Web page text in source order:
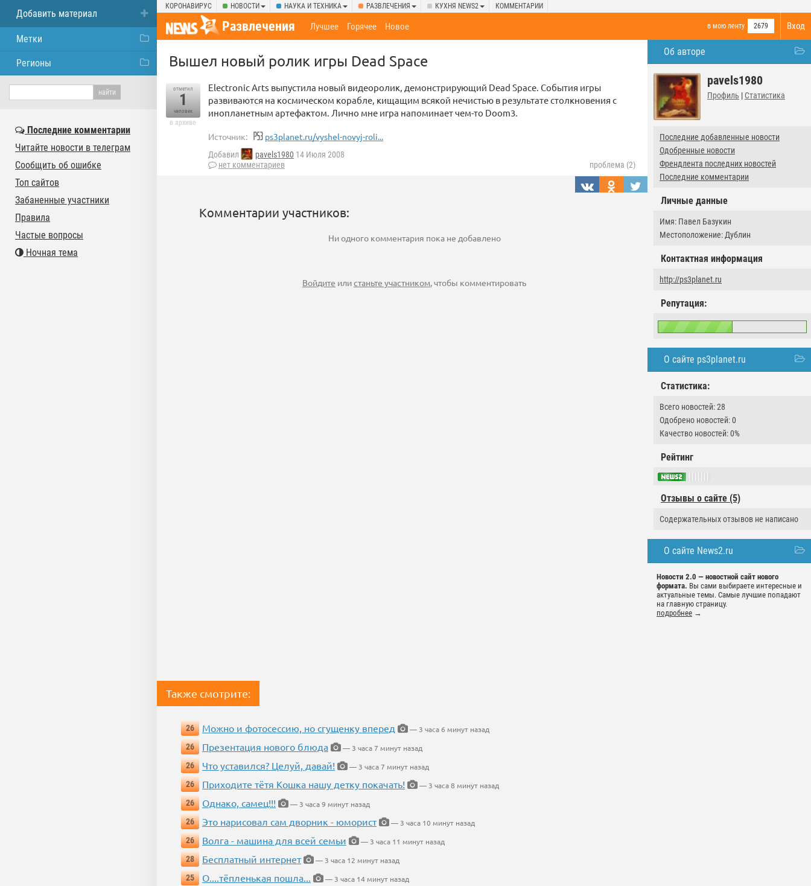
КОРОНАВИРУС НОВОСТИ НАУКА И ТЕХНИКА РАЗВЛЕЧЕНИЯ КУХНЯ NEWS2 КОММЕНТАРИИ
Вход
Развлечения в мою ленту 2679
Лучшее Горячее Новое
Об авторе
pavels1980
Профиль | Статистика
Последние добавленные новости
Одобренные новости
Френдлента последних новостей
Последние комментарии
Личные данные
Имя: Павел Базукин
Местоположение: Дублин
Контактная информация
http://ps3planet.ru
Репутация:
О сайте ps3planet.ru
Статистика:
Всего новостей: 28
Одобрено новостей: 0
Качество новостей: 0%
Рейтинг
Отзывы о сайте (5)
Содержательных отзывов не написано
О сайте News2.ru
Новости 2.0 — новостной сайт нового
формата. Вы сами выбираете интересные и
актуальные темы. Самые лучшие попадают
на главную страницу.
подробнее →
Вышел новый ролик игры Dead Space
отметил
1
человек
в архиве
Electronic Arts выпустила новый видеоролик, демонстрирующий Dead Space. События игры
развиваются на космическом корабле, кищащим всякой нечистью в результате столкновения с
инопланетным артефактом. Лично мне игра напоминает чем-то Doom3.
Источник: ps3planet.ru/vyshel-novyj-roli...
Добавил pavels1980 14 Июля 2008
нет комментариев
проблема (2)
Комментарии участников:
Ни одного комментария пока не добавлено
Войдите илистаньте участником, чтобы комментировать
Также смотрите:
26 Можно и фотосессию, но сгущенку вперед
— 3 часа 6 минут назад
26
Презентация нового блюда
— 3 часа 7 минут назад
26
Что уставился? Целуй, давай!
— 3 часа 7 минут назад
26
Приходите тётя Кошка нашу детку покачать!
— 3 часа 8 минут назад
26
Однако, самец!!!
— 3 часа 9 минут назад
26
Это нарисовал сам дворник - юморист
— 3 часа 10 минут назад
26
Волга - машина для всей семьи
— 3 часа 11 минут назад
28
Бесплатный интернет
— 3 часа 12 минут назад
25
О....тёпленькая пошла...
— 3 часа 14 минут назад
Добавить материал
Метки
Регионы
Последние комментарии
Читайте новости в телеграм
Сообщить об ошибке
Топ сайтов
Забаненные участники
Правила
Частые вопросы
Ночная тема